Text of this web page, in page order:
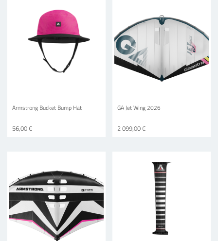
Armstrong Bucket Bump Hat
56,00 €
GA Jet WIng 2026
2 099,00 €